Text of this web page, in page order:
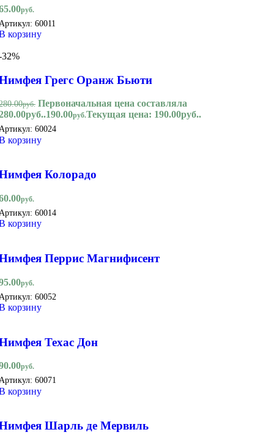
руб.
60011
корзину
32%
Грегс Оранж Бьюти
руб. Первоначальная цена составляла
190.00руб.Текущая цена: 190.00руб..
60024
корзину
Колорадо
руб.
60014
корзину
Перрис Магнифисент
руб.
60052
корзину
Техас Дон
руб.
60071
корзину
Шарль де Мервиль